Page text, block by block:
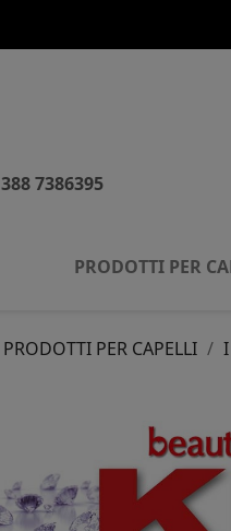
388 7386395
PRODOTTI PER
PRODOTTI PER CAPELLI